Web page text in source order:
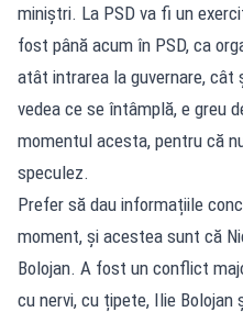
miniștri. La PSD va fi un
fost până acum în PSD, ca
atât intrarea la guvernare, cât
vedea ce se întâmplă, e greu
momentul acesta, pentru că
speculez.
Prefer să dau informațiile
moment, și acestea sunt că
Bolojan. A fost un conflict
cu nervi, cu țipete, Ilie